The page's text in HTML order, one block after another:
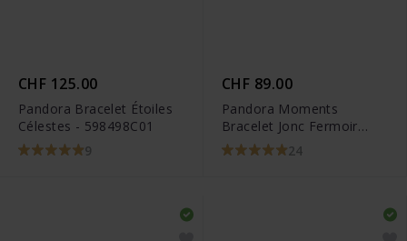
CHF 125.00
Pandora Bracelet Étoiles
Célestes - 598498C01
9
CHF 89.00
Pandora Moments
Bracelet Jonc Fermoir
Cœur - 596268
24